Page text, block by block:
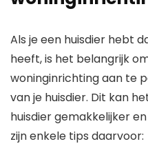
Als je een huisdier hebt
heeft, is het belangrijk
woninginrichting aan te
van je huisdier. Dit kan
huisdier gemakkelijker
zijn enkele tips daarvoor: